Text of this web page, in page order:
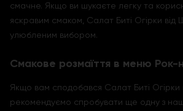
смачне. Якщо ви шукаєте легку та
яскравим смаком, Салат Биті Огірки
улюбленим вибором.
Смакове розмаїття в меню Рок-
Якщо вам сподобався Салат Биті
рекомендуємо спробувати ще одну з